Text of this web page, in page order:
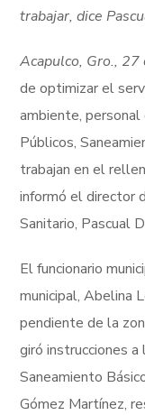
trabajar, dice
Acapulco, Gro.,
de optimizar el
ambiente, personal
Públicos,
trabajan en el
informó el director
Sanitario, Pascual
El funcionario
municipal, Abelina
pendiente de la
giró instrucciones
Saneamiento
Gómez Martínez,